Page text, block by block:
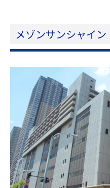
メゾンサンシャイン